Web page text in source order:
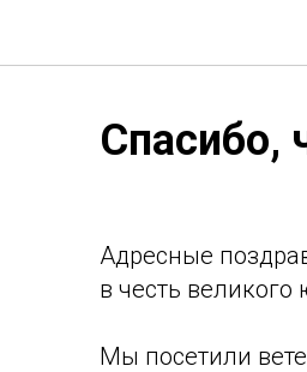
Спасибо,
Адресные
в честь
Мы посетили